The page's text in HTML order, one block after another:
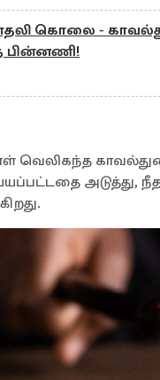
கொலை -
பின்னணி!
வெலிகந்த
அடுத்து,